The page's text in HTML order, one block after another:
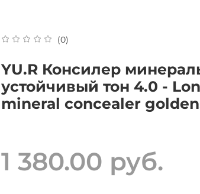
(0)
YU.R Консилер
устойчивый тон 4.0 -
mineral concealer
1 380.00 руб.